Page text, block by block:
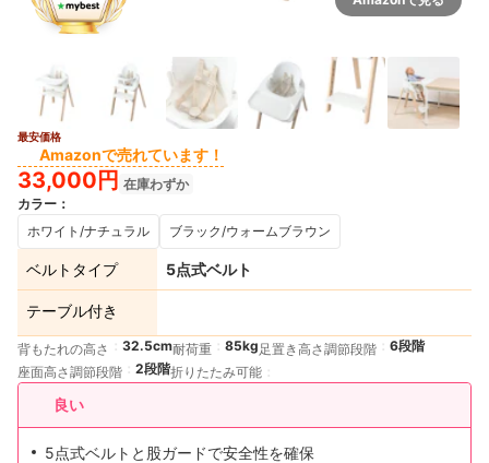
最安価格
Amazonで売れています！
33,000円 在庫わずか
カラー ：
ホワイト/ナチュラル
ブラック/ウォームブラウン
ベルトタイプ 5点式ベルト
テーブル付き
背もたれの高さ 32.5cm耐荷重 85kg 足置き高さ調節段階
6段階
座面高さ調節段階
2段階折りたたみ可能
良い
5点式ベルトと股ガードで安全性を確保